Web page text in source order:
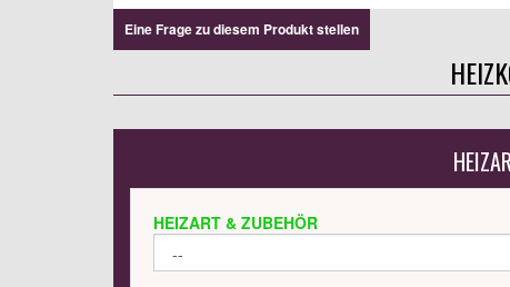
Eine Frage zu diesem Produkt stellen
HEIZART & ZUBEHÖR